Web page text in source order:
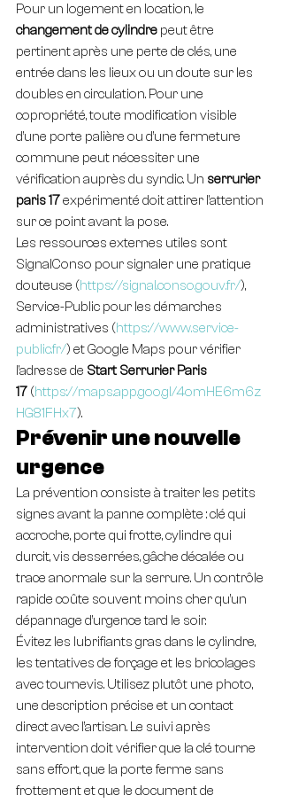
Pour un logement en location, le
changement de cylindre peut être
pertinent après une perte de clés, une
entrée dans les lieux ou un doute sur les
doubles en circulation. Pour une
copropriété, toute modification visible
d’une porte palière ou d’une fermeture
commune peut nécessiter une
vérification auprès du syndic. Un serrurier
paris 17 expérimenté doit attirer l’attention
sur ce point avant la pose.
Les ressources externes utiles sont
SignalConso pour signaler une pratique
douteuse (https://signal.conso.gouv.fr/),
Service-Public pour les démarches
administratives (https://www.service-
public.fr/) et Google Maps pour vérifier
l’adresse de Start Serrurier Paris
17 (https://maps.app.goo.gl/4omHE6m6z
HG81FHx7).
Prévenir une nouvelle
urgence
La prévention consiste à traiter les petits
signes avant la panne complète : clé qui
accroche, porte qui frotte, cylindre qui
durcit, vis desserrées, gâche décalée ou
trace anormale sur la serrure. Un contrôle
rapide coûte souvent moins cher qu’un
dépannage d’urgence tard le soir.
Évitez les lubrifiants gras dans le cylindre,
les tentatives de forçage et les bricolages
avec tournevis. Utilisez plutôt une photo,
une description précise et un contact
direct avec l’artisan. Le suivi après
intervention doit vérifier que la clé tourne
sans effort, que la porte ferme sans
frottement et que le document de